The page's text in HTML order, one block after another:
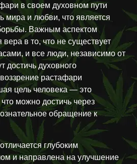
в своем духовном пути
мира и любви, что является
Важным аспектом
в то, что не существует
и все люди, независимо от
достичь духовного
растафари
цель человека — это
можно достичь через
обращение к
глубоким
и направлена на улучшение